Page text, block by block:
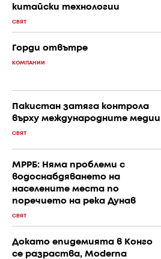
китайски технологии
СВЯТ
Горди отвътре
КОМПАНИИ
Пакистан затяга контрола
върху международните медии
СВЯТ
МРРБ: Няма проблеми с
водоснабдяването на
населените места по
поречието на река Дунав
СВЯТ
Докато епидемията в Конго
се разраства, Moderna